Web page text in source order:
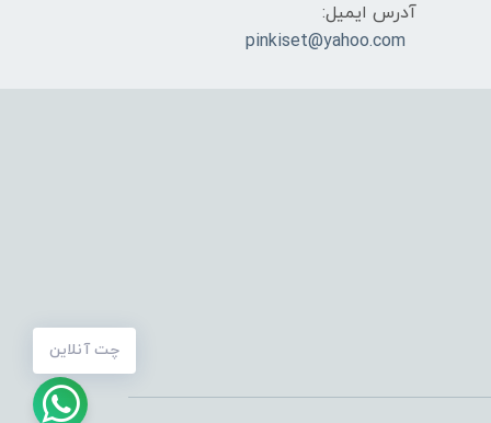
آدرس ایمیل:
pinkiset@yahoo.com
چت آنلاین